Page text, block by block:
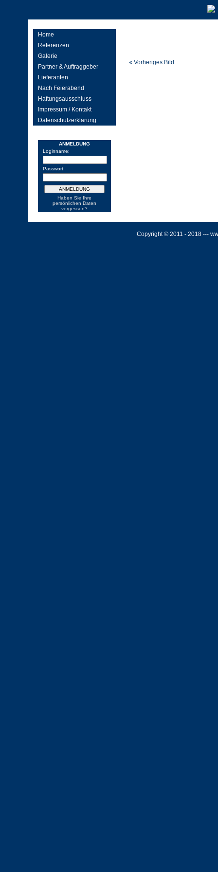
Home
Referenzen
Galerie
Partner & Auftraggeber
Lieferanten
Nach Feierabend
Haftungsausschluss
Impressum / Kontakt
Datenschutzerklärung
ANMELDUNG
Loginname:
Passwort:
Haben Sie Ihre
persönlichen Daten
vergessen?
« Vorheriges Bild
Copyright © 2011 - 2018 ---